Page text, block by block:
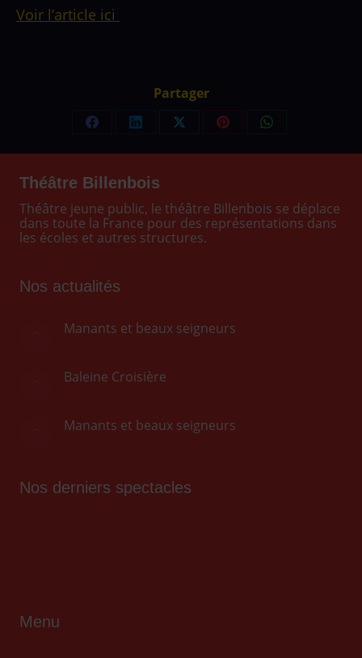
Voir l’article ici
Partager
Partager
sur
Facebook
Partager
sur
LinkedIn
Partager
sur
Partager
sur
Partager
sur
Théâtre Billenbois
Théâtre jeune public, le théâtre Billenbois se déplace
dans toute la France pour des représentations dans
les écoles et autres structures.
Nos actualités
Manants et beaux seigneurs
Baleine Croisière
Manants et beaux seigneurs
Nos derniers spectacles
Menu